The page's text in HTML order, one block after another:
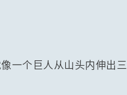
一个巨人从山头内伸出